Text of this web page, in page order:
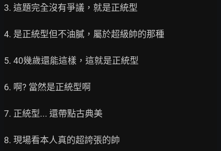
3. 這題完全沒有爭議，就是正統型
4. 是正統型但不油膩，屬於超級帥的那種
5. 40幾歲還能這樣，這就是正統型
6. 啊? 當然是正統型啊
7. 正統型... 還帶點古典美
8. 現場看本人真的超誇張的帥